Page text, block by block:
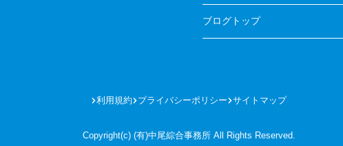
ブログトップ
利用規約 プライバシーポリシー サイトマップ
Copyright(c) (有)中尾綜合事務所 All Rights Reserved.